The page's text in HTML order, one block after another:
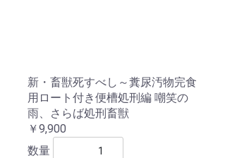
新・畜獣死すべし～糞尿汚物完食
用ロート付き便槽処刑編 嘲笑の
雨、さらば処刑畜獣
￥9,900
数量